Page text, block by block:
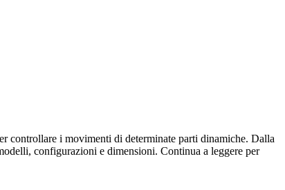
controllare i movimenti di determinate parti dinamiche. Dalla
configurazioni e dimensioni. Continua a leggere per